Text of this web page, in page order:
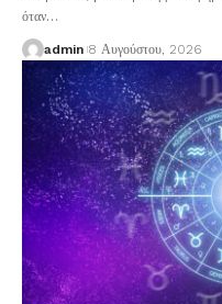
όταν…
admin 8 Αυγούστου, 2026